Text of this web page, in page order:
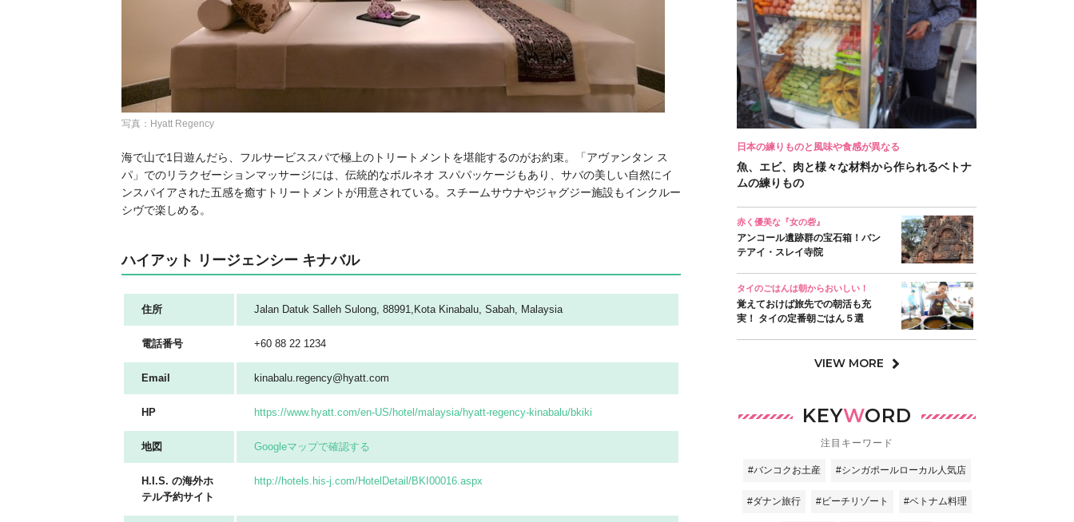
写真：Hyatt Regency
海で山で1日遊んだら、フルサービススパで極上のトリートメントを堪能するのがお約束。「アヴァンタン ス
パ」でのリラクゼーションマッサージには、伝統的なボルネオ スパパッケージもあり、サバの美しい自然にイ
ンスパイアされた五感を癒すトリートメントが用意されている。スチームサウナやジャグジー施設もインクルー
シヴで楽しめる。
ハイアット リージェンシー キナバル
住所 Jalan Datuk Salleh Sulong, 88991,Kota Kinabalu, Sabah, Malaysia
電話番号 +60 88 22 1234
Email kinabalu.regency@hyatt.com
HP https://www.hyatt.com/en-US/hotel/malaysia/hyatt-regency-kinabalu/bkiki
地図 Googleマップで確認する
H.I.S. の海外ホ
テル予約サイト
http://hotels.his-j.com/HotelDetail/BKI00016.aspx
日本の練りものと風味や食感が異なる
魚、エビ、肉と様々な材料から作られるベトナ
ムの練りもの
赤く優美な『女の砦』
アンコール遺跡群の宝石箱！バン
テアイ・スレイ寺院
タイのごはんは朝からおいしい！
覚えておけば旅先での朝活も充
実！ タイの定番朝ごはん５選
VIEW MORE
KEYWORD
注目キーワード
#バンコクお土産 #シンガポールローカル人気店
#ダナン旅行 #ビーチリゾート #ベトナム料理